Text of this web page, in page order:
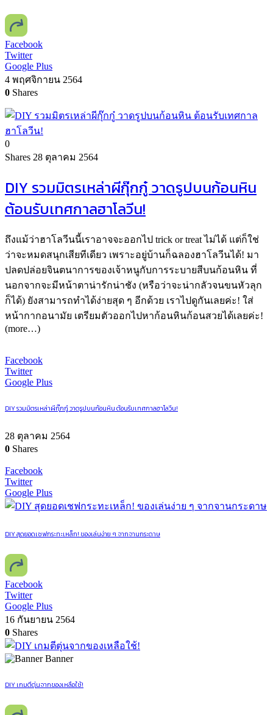
Facebook
Twitter
Google Plus
4 พฤศจิกายน 2564
0 Shares
0
Shares 28 ตุลาคม 2564
DIY รวมมิตรเหล่าผีกุ๊กกู๋ วาดรูปบนก้อนหิน
ต้อนรับเทศกาลฮาโลวีน!
ถึงแม้ว่าฮาโลวีนนี้เราอาจจะออกไป trick or treat ไม่ได้ แต่ก็ใช่
ว่าจะหมดสนุกเสียทีเดียว เพราะอยู่บ้านก็ฉลองฮาโลวีนได้! มา
ปลดปล่อยจินตนาการของเจ้าหนูกับการระบายสีบนก้อนหิน ที่
นอกจากจะมีหน้าตาน่ารักน่าชัง (หรือว่าจะน่ากลัวจนขนหัวลุก
ก็ได้) ยังสามารถทำได้ง่ายสุด ๆ อีกด้วย เราไปดูกันเลยค่ะ! ใส่
หน้ากากอนามัย เตรียมตัวออกไปหาก้อนหินก้อนสวยได้เลยค่ะ!
(more…)
Facebook
Twitter
Google Plus
DIY รวมมิตรเหล่าผีกุ๊กกู๋ วาดรูปบนก้อนหิน ต้อนรับเทศกาลฮาโลวีน!
28 ตุลาคม 2564
0 Shares
Facebook
Twitter
Google Plus
DIY สุดยอดเชฟกระทะเหล็ก! ของเล่นง่าย ๆ จากจานกระดาษ
Facebook
Twitter
Google Plus
16 กันยายน 2564
0 Shares
Banner
DIY เกมตีตุ่นจากของเหลือใช้!